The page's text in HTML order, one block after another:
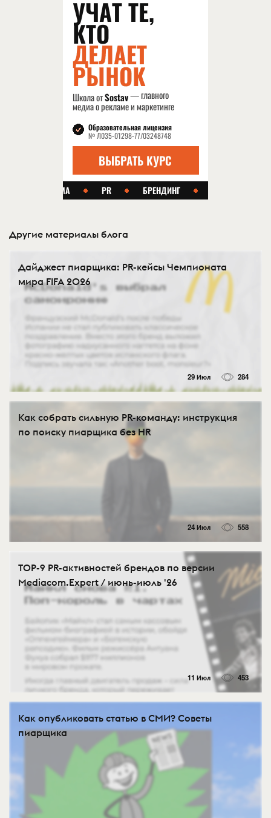
Другие материалы блога
Дайджест пиарщика: PR-кейсы Чемпионата
мира FIFA 2026
29 Июл 284
Как собрать сильную PR-команду: инструкция
по поиску пиарщика без HR
24 Июл 558
TOP-9 PR-активностей брендов по версии
Mediacom.Expert / июнь-июль '26
11 Июл 453
Как опубликовать статью в СМИ? Советы
пиарщика